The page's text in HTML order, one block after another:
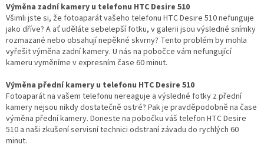
Výměna zadní kamery u telefonu HTC Desire 510
Všimli jste si, že fotoaparát vašeho telefonu HTC Desire 510 nefunguje
jako dříve? A ať uděláte sebelepší fotku, v galerii jsou výsledné snímky
rozmazané nebo obsahují nepěkné skvrny? Tento problém by mohla
vyřešit výměna zadní kamery. U nás na pobočce vám nefungující
kameru vyměníme v expresním čase 60 minut.
Výměna přední kamery u telefonu HTC Desire 510
Fotoaparát na vašem telefonu nereaguje a výsledné fotky z přední
kamery nejsou nikdy dostatečně ostré? Pak je pravděpodobně na čase
výměna přední kamery. Doneste na pobočku váš telefon HTC Desire
510 a naši zkušení servisní technici odstraní závadu do rychlých 60
minut.